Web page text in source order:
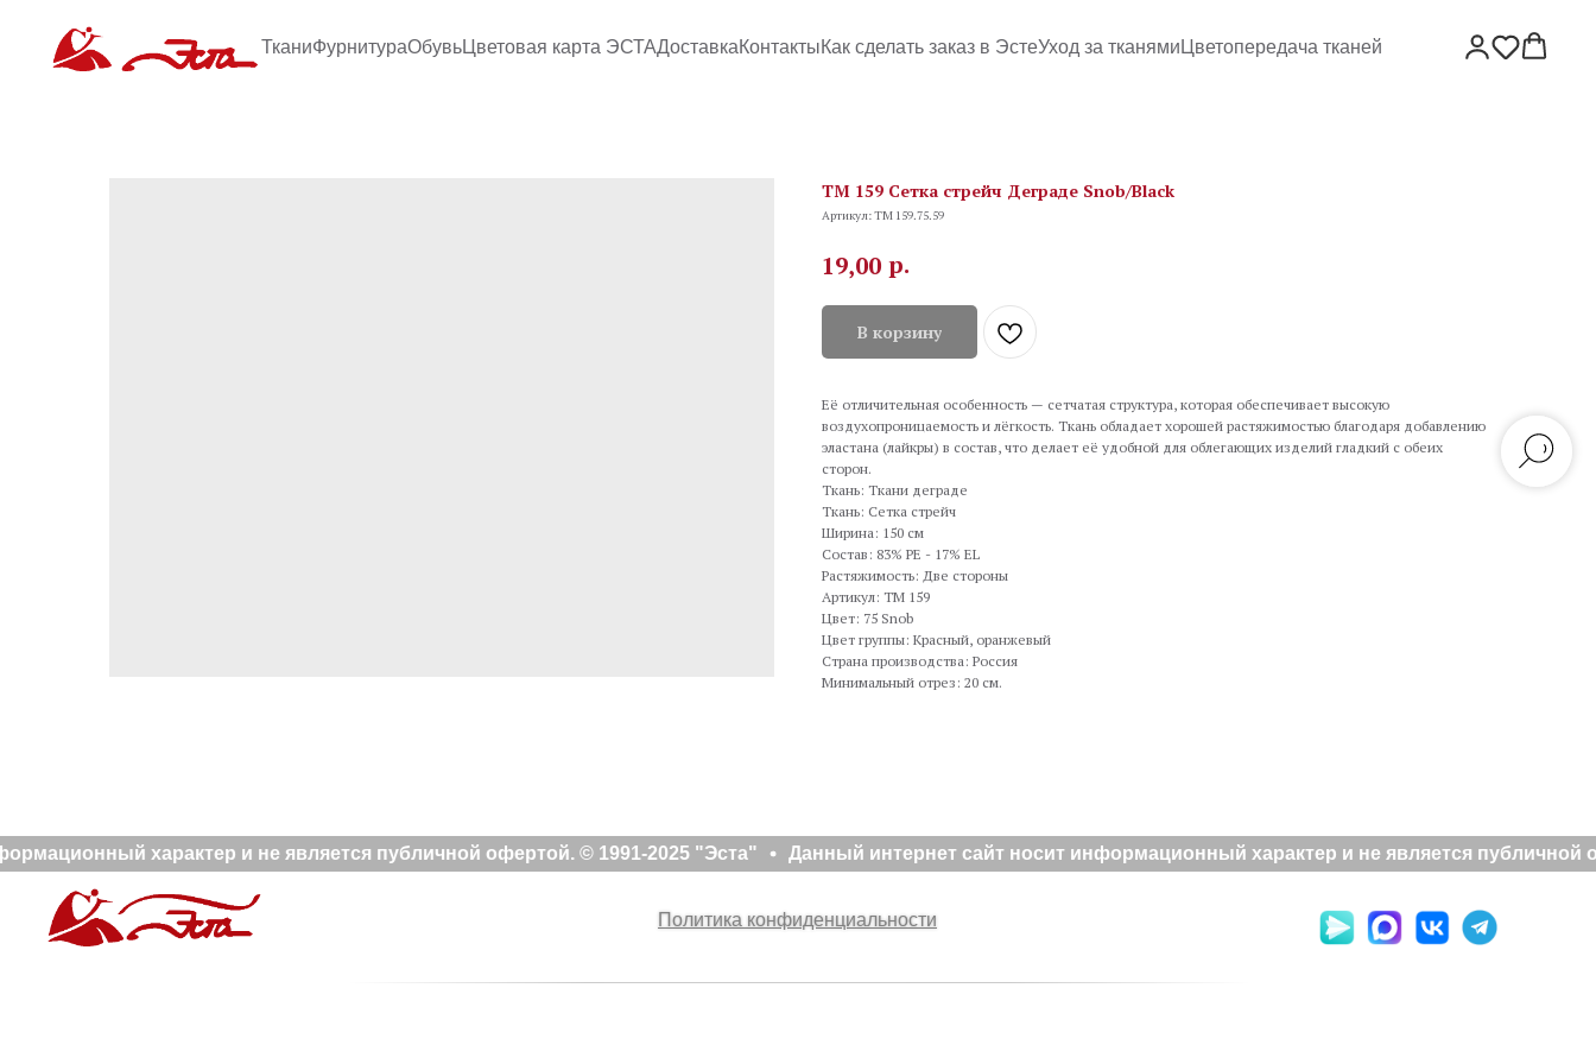
ТканиФурнитураОбувьЦветовая карта ЭСТАДоставкаКонтактыКак сделать заказ в ЭстеУход за тканями Цветопередача тканей
TM 159 Сетка стрейч Деграде Snob/Black
Артикул:TM 159.75.59
19,00 р.
В корзину
Её отличительная особенность — сетчатая структура, которая обеспечивает высокую
воздухопроницаемость и лёгкость. Ткань обладает хорошей растяжимостью благодаря добавлению
эластана (лайкры) в состав, что делает её удобной для облегающих изделий гладкий с обеих
сторон.
Ткань: Ткани деграде
Ткань: Сетка стрейч
Ширина: 150 см
Состав: 83% PE - 17% EL
Растяжимость: Две стороны
Артикул: TM 159
Цвет: 75 Snob
Цвет группы: Красный, оранжевый
Страна производства: Россия
Минимальный отрез: 20 см.
характер и не является публичной офертой. © 1991-2025 "Эста" Данный интернет сайт носит информационный характер и не является публичной
Политика конфиденциальности